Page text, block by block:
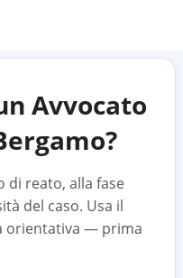
Avvocato
?
di reato, alla fase
del caso. Usa il
orientativa — prima